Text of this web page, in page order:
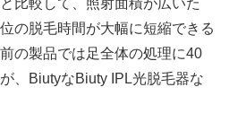
比較して、照射面積が広いた
の脱毛時間が大幅に短縮できる
の製品では足全体の処理に40
、BiutyなBiuty IPL光脱毛器な